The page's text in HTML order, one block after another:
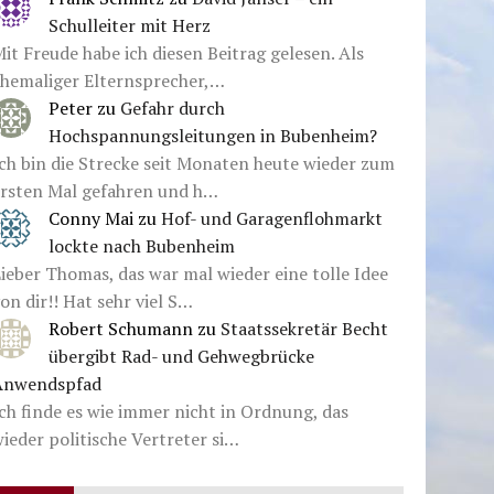
Schulleiter mit Herz
Freude habe ich diesen Beitrag gelesen. Als
Elternsprecher,…
Peter zu Gefahr durch
Hochspannungsleitungen in Bubenheim?
bin die Strecke seit Monaten heute wieder zum
Mal gefahren und h…
Conny Mai zuHof- und Garagenflohmarkt
lockte nach Bubenheim
Thomas, das war mal wieder eine tolle Idee
dir!! Hat sehr viel S…
Robert Schumann zu Staatssekretär Becht
übergibt Rad- und Gehwegbrücke
finde es wie immer nicht in Ordnung, das
politische Vertreter si…